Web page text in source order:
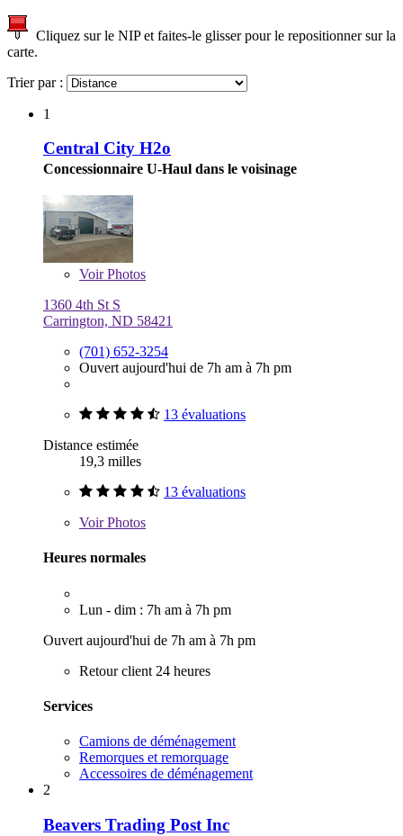
Cliquez sur le NIP et faites-le glisser pour le repositionner sur la
carte.
Trier par :
1
Central City H2o
Concessionnaire U-Haul dans le voisinage
VoirPhotos
1360 4th St S
Carrington, ND 58421
(701) 652-3254
Ouvert aujourd'hui de 7h am à 7h pm
13 évaluations
Distance estimée
19,3 milles
13 évaluations
VoirPhotos
Heures normales
Lun - dim : 7h am à 7h pm
Ouvert aujourd'hui de 7h am à 7h pm
Retour client 24 heures
Services
Camions de déménagement
Remorques et remorquage
Accessoires de déménagement
2
Beavers Trading Post Inc